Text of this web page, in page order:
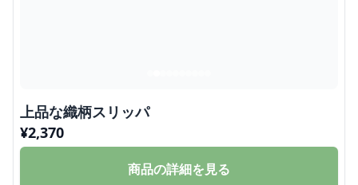
上品な織柄スリッパ
¥2,370
商品の詳細を見る